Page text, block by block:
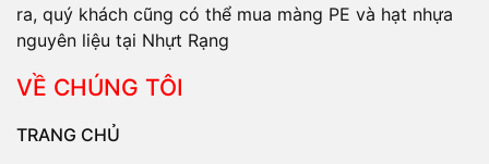
ra, quý khách cũng có thể mua màng PE và hạt nhựa
nguyên liệu tại Nhựt Rạng
VỀ CHÚNG TÔI
TRANG CHỦ